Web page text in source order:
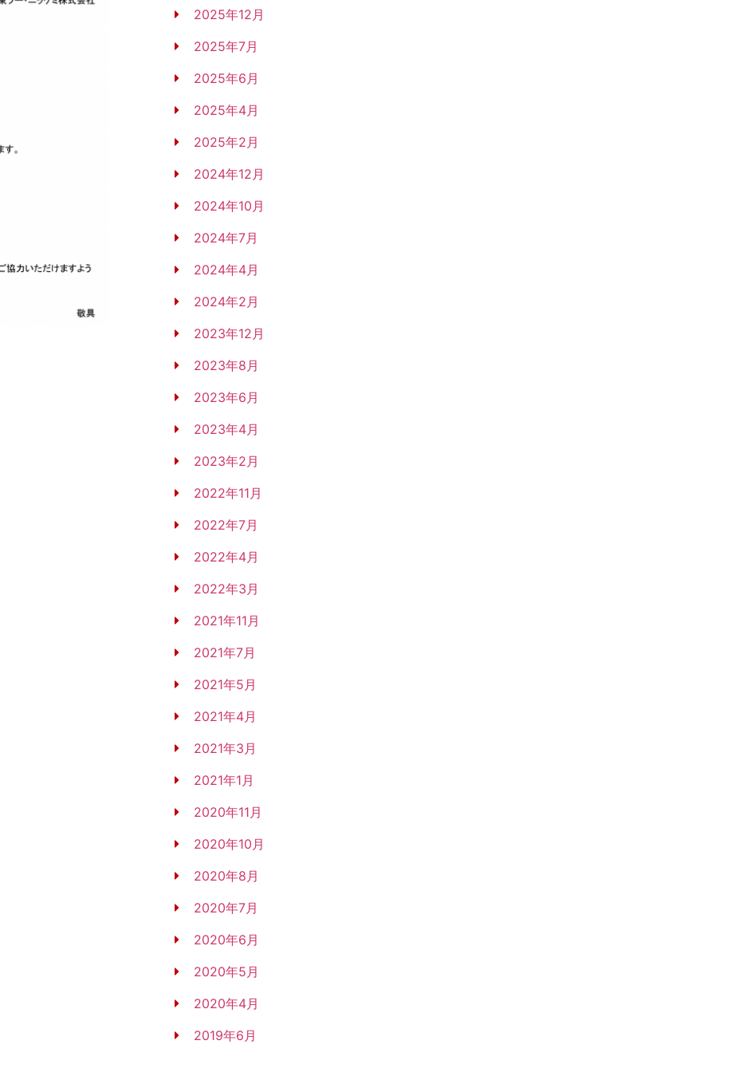
2025年12月
2025年7月
2025年6月
2025年4月
2025年2月
2024年12月
2024年10月
2024年7月
2024年4月
2024年2月
2023年12月
2023年8月
2023年6月
2023年4月
2023年2月
2022年11月
2022年7月
2022年4月
2022年3月
2021年11月
2021年7月
2021年5月
2021年4月
2021年3月
2021年1月
2020年11月
2020年10月
2020年8月
2020年7月
2020年6月
2020年5月
2020年4月
2019年6月